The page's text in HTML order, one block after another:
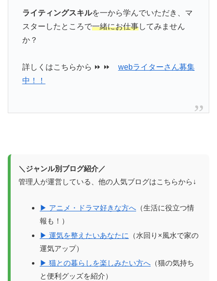
ライティングスキルを一から学んでいただき、マ
スターしたところで一緒にお仕事してみません
か？
詳しくはこちらから ⏩ ⏩ webライターさん募集
中！！
＼ジャンル別ブログ紹介／
管理人が運営している、他の人気ブログはこちらから↓
▶ アニメ・ドラマ好きな方へ （生活に役立つ情
報も！）
▶ 運気を整えたいあなたに
（水回り×風水で家の
運気アップ）
▶ 猫との暮らしを楽しみたい方へ （猫の気持ち
と便利グッズを紹介）